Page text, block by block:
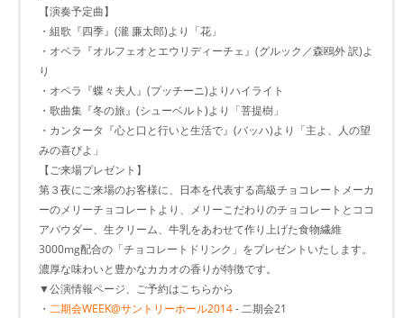
【演奏予定曲】
・組歌『四季』(瀧 廉太郎)より「花」
・オペラ『オルフェオとエウリディーチェ』(グルック／森鴎外 訳)よ
り
・オペラ『蝶々夫人』(プッチーニ)よりハイライト
・歌曲集『冬の旅』(シューベルト)より「菩提樹」
・カンタータ『心と口と行いと生活で』(バッハ)より「主よ、人の望
みの喜びよ」
【ご来場プレゼント】
第３夜にご来場のお客様に、日本を代表する高級チョコレートメーカ
ーのメリーチョコレートより、メリーこだわりのチョコレートとココ
アパウダー、生クリーム、牛乳をあわせて作り上げた食物繊維
3000mg配合の「チョコレートドリンク」をプレゼントいたします。
濃厚な味わいと豊かなカカオの香りが特徴です。
▼公演情報ページ、ご予約はこちらから
・ 二期会WEEK@サントリーホール2014- 二期会21